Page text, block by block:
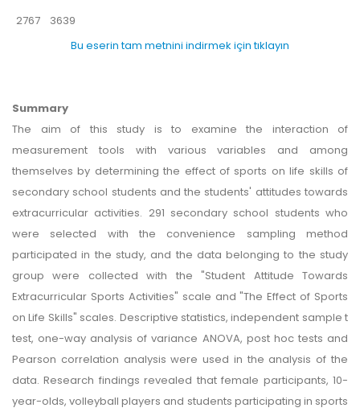
2767
3639
Bu eserin tam metnini indirmek için tıklayın
Summary
The aim of this study is to examine the interaction of
measurement tools with various variables and among
themselves by determining the effect of sports on life skills of
secondary school students and the students' attitudes towards
extracurricular activities. 291 secondary school students who
were selected with the convenience sampling method
participated in the study, and the data belonging to the study
group were collected with the "Student Attitude Towards
Extracurricular Sports Activities" scale and "The Effect of Sports
on Life Skills" scales. Descriptive statistics, independent sample t
test, one-way analysis of variance ANOVA, post hoc tests and
Pearson correlation analysis were used in the analysis of the
data. Research findings revealed that female participants, 10-
year-olds, volleyball players and students participating in sports